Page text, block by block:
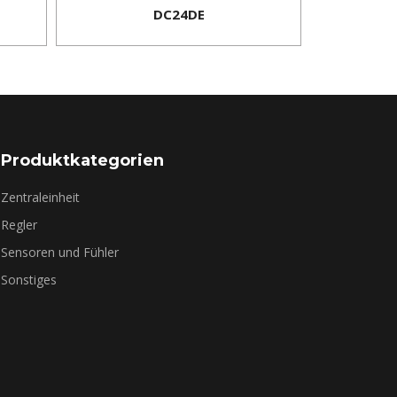
DC24DE
Produktkategorien
Zentraleinheit
Regler
Sensoren und Fühler
Sonstiges